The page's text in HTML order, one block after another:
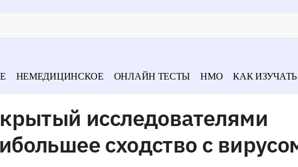
НЕМЕДИЦИНСКОЕ ОНЛАЙН ТЕСТЫ НМО КАК ИЗУЧАТЬ
исследователями
сходство с